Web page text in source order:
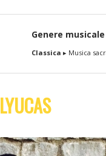
Genere musicale
Classica ▸ Musica
LYUCAS